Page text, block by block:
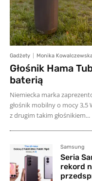
Gadżety Monika
Głośnik Hama
baterią
Niemiecka marka
głośnik mobilny o mocy 3,5
z drugim takim głośnikiem...
Samsung
Seria
rekord